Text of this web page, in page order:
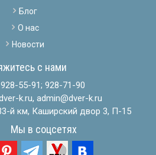
Блог
О нас
Новости
с нами
55-91; 928-71-90
k.ru, admin@dver-k.ru
й км, Каширский двор 3, П-15
Мы в соцсетях